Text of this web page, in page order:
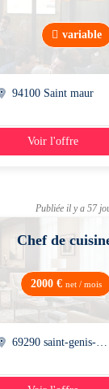
variable
94100 Saint maur
39h/semaine
Voir l'offre
Publiée il y a 57
Chef de
2000 € net / mois